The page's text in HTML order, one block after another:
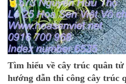
Tìm hiểu về cây trúc quân
hướng dẫn thi công cây trúc